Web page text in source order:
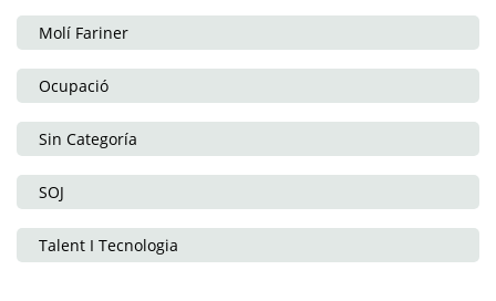
Molí Fariner
Ocupació
Sin Categoría
SOJ
Talent I Tecnologia